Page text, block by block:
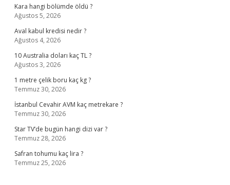
Kara hangi bölümde öldü ?
Ağustos 5, 2026
Aval kabul kredisi nedir ?
Ağustos 4, 2026
10 Australia doları kaç TL ?
Ağustos 3, 2026
1 metre çelik boru kaç kg ?
Temmuz 30, 2026
İstanbul Cevahir AVM kaç metrekare ?
Temmuz 30, 2026
Star TV’de bugün hangi dizi var ?
Temmuz 28, 2026
Safran tohumu kaç lira ?
Temmuz 25, 2026